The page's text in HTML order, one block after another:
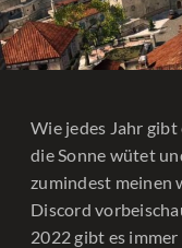
Wie jedes Jahr
die Sonne wütet
zumindest meinen
Discord
2022 gibt es